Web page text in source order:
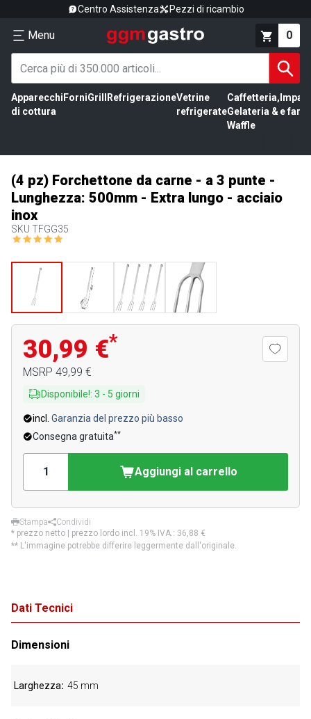
Centro Assistenza Pezzi di ricambio
Menu 0
Apparecchi
di cottura
ForniGrill RefrigerazioneVetrine
refrigerate
Caffetteria,
Gelateria &
Waffle
e
(4 pz) Forchettone da carne - a 3 punte -
Lunghezza: 500mm - Extra lungo - acciaio
inox
SKU TFGG35
30,99 €*
MSRP 49,99 €
Disponibile!: 3 - 5 giorni
incl. Garanzia del prezzo più basso
Consegna gratuita**
Aggiungi al carrello
Stampa
Condividi
* prezzo netto | prezzo lordo incl. 19% IVA.: 36,88 €
** L'immagine potrebbe differire leggermente dall'originale.
Dati Tecnici
Dimensioni
Larghezza 45 mm